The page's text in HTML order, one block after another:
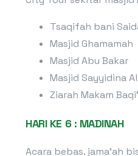
Tsaqifah bani
Masjid Ghamamah
Masjid Abu Bakar
Masjid Sayyidina
Ziarah Makam Baqi’
HARI KE 6 : MADINAH
Acara bebas. jama’ah